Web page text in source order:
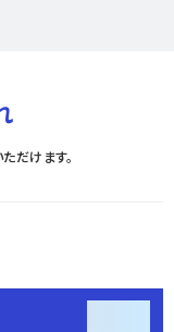
だけます。